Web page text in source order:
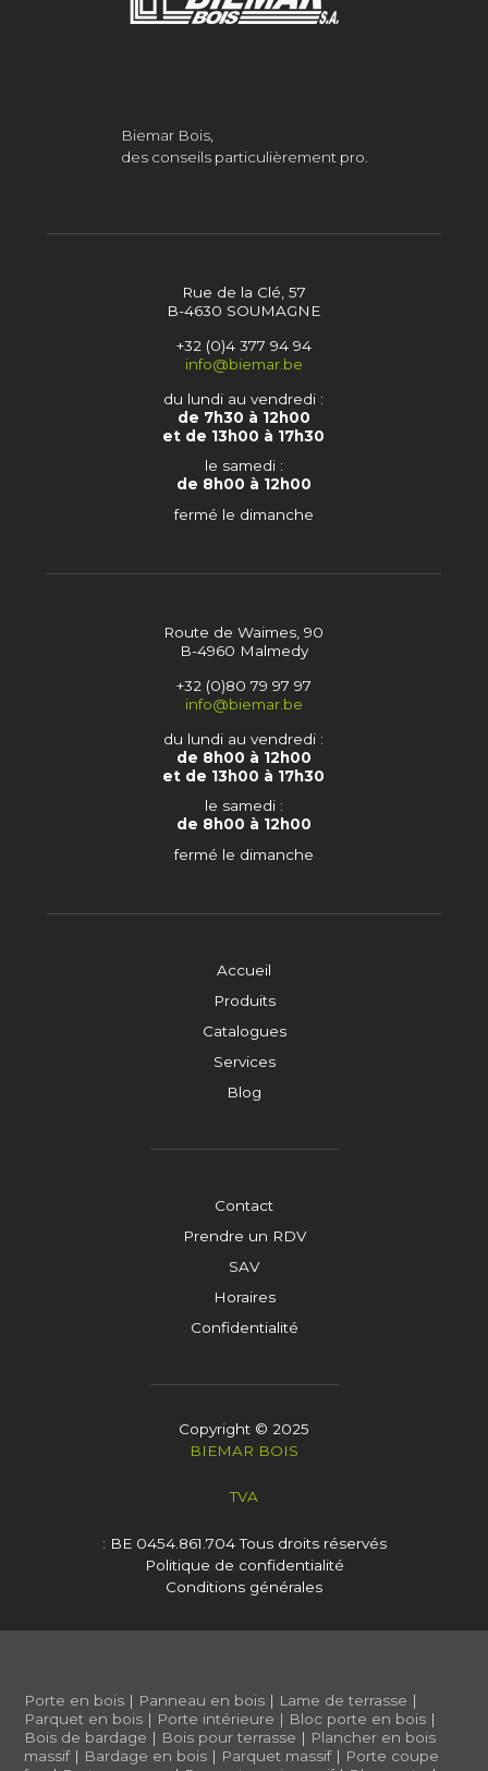
Biemar Bois,
des conseils particulièrement pro.
Accueil
Produits
Catalogues
Services
Blog
Contact
Prendre un RDV
SAV
Horaires
Confidentialité
Rue de la Clé, 57
B-4630 SOUMAGNE
+32 (0)4 377 94 94
info@biemar.be
du lundi au vendredi :
de 7h30 à 12h00
et de 13h00 à 17h30
le samedi :
de 8h00 à 12h00
fermé le dimanche
Route de Waimes, 90
B-4960 Malmedy
+32 (0)80 79 97 97
info@biemar.be
du lundi au vendredi :
de 8h00 à 12h00
et de 13h00 à 17h30
le samedi :
de 8h00 à 12h00
fermé le dimanche
Copyright © 2025
BIEMAR BOIS
TVA
: BE 0454.861.704Tous droits réservés
Politique de confidentialité
Conditions générales
Porte en bois | Panneau en bois | Lame de terrasse |
Parquet en bois | Porte intérieure | Bloc porte en bois |
Bois de bardage | Bois pour terrasse | Plancher en bois
massif| Bardage en bois | Parquet massif| Porte coupe